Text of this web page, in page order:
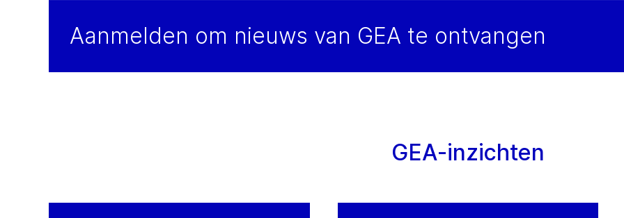
Aanmelden om nieuws van GEA te ontvangen
GEA-inzichten